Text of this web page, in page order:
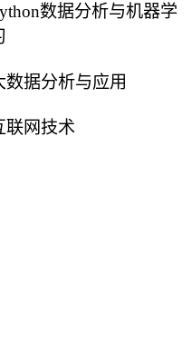
数据分析与机器学
数据分析与应用
联网技术